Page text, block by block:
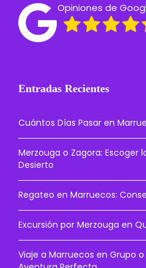
Opiniones de
Entradas Recientes
Cuántos Días Pasar en
Merzouga o Zagora: Escoger
Desierto
Regateo en Marruecos:
Excursión por Merzouga en
Viaje a Marruecos en Grupo